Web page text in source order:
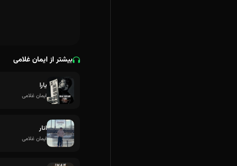
بیشتر از ایمان غلامی
یارا
ایمان غلامی
انار
ایمان غلامی